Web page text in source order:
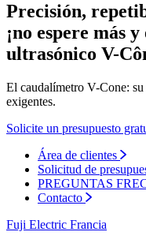
Precisión,
¡no espere más
ultrasónico V-
El caudalímetro V-Cone:
exigentes.
Solicite un presupuesto
Área de clientes
Solicitud de
PREGUNTAS
Contacto
Fuji Electric Francia